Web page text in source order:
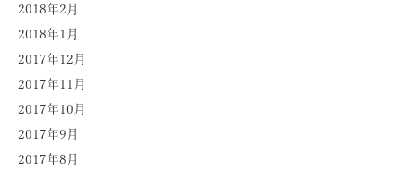
2018年2月
2018年1月
2017年12月
2017年11月
2017年10月
2017年9月
2017年8月